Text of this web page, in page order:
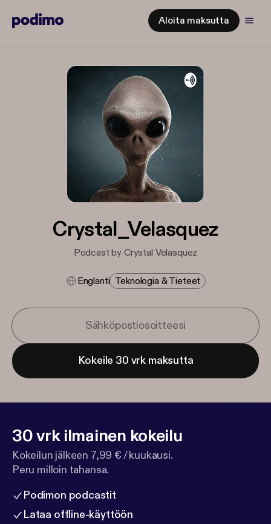
Aloita maksutta
Crystal_Velasquez
Podcast by Crystal Velasquez
Englanti Teknologia & Tieteet
Kokeile 30 vrk maksutta
30 vrk ilmainen kokeilu
Kokeilun jälkeen 7,99 € / kuukausi.
Peru milloin tahansa.
Podimon podcastit
Lataa offline-käyttöön